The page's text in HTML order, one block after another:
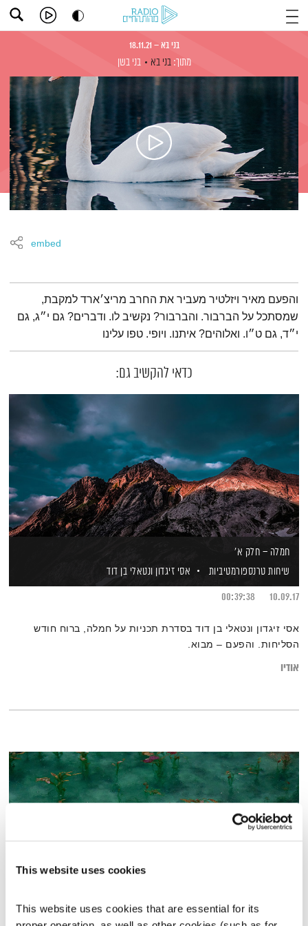
This website uses cookies
This website uses cookies that are essential for its
בני בא – 18.11.21
מתוך: בני בא בני בשן
embed
תמצית הפודקאסט
והפעם מאיר ויזלטיר מעביר את החרב מריצ׳ארד למקבת,
שמסתכל על הברבור. והברבור? נקשיב לו. ודברים? גם י״ג, גם
י״ד, גם ט״ו. ואלוהים? איתנו. ויופי. טפו עלינו
כדאי להקשיב גם:
חמלה – חלק א'
שיחות טרנספורמטיביות
אסי זיגדון ונטאלי בן דוד
10.09.17
00:39:38
אסי זיגדון ונטאלי בן דוד בסדרת תכניות על חמלה, ברוח חודש
הסליחות. והפעם – מבוא.
אודיו